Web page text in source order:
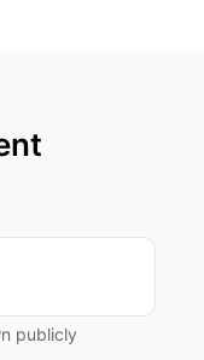
publicly